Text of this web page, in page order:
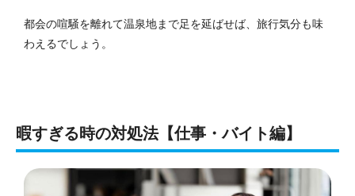
都会の喧騒を離れて温泉地まで足を延ばせば、旅行気分も味
わえるでしょう。
暇すぎる時の対処法【仕事・バイト編】